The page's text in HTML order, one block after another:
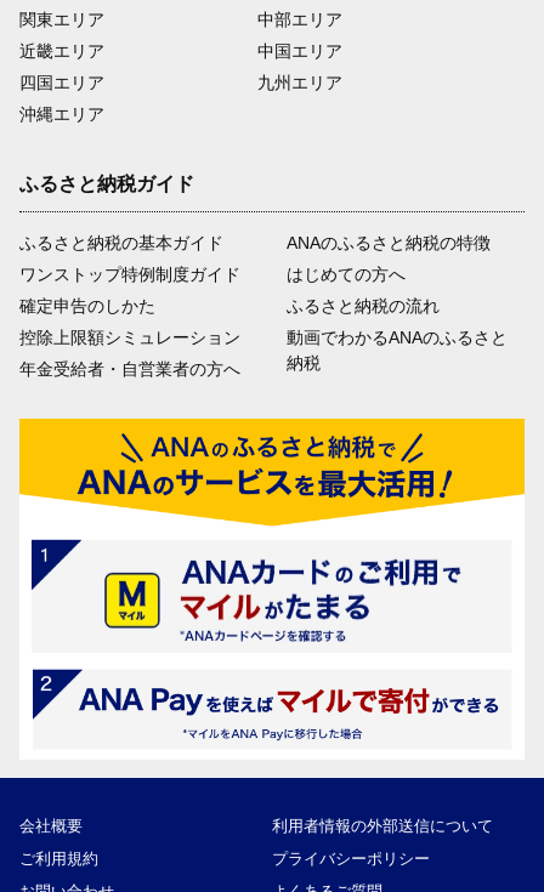
関東エリア
近畿エリア
四国エリア
沖縄エリア
中部エリア
中国エリア
九州エリア
ふるさと納税ガイド
ふるさと納税の基本ガイド
ワンストップ特例制度ガイド
確定申告のしかた
控除上限額シミュレーション
年金受給者・自営業者の方へ
ANAのふるさと納税の特徴
はじめての方へ
ふるさと納税の流れ
動画でわかるANAのふるさと
納税
会社概要
利用者情報の外部送信について
ご利用規約
プライバシーポリシー